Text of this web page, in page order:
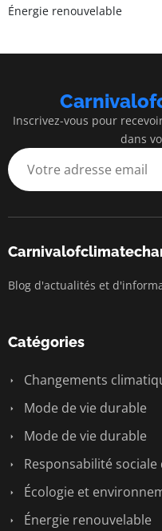
Énergie renouvelable
Inscrivez-vous pour
dans
Blog d'actualités et
Catégories
Changements
Mode de vie durable
Mode de vie durable
Responsabilité
Écologie et
Énergie renouvelable